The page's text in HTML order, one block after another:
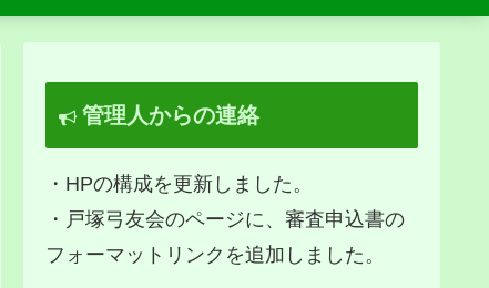
管理人からの連絡
・HPの構成を更新しました。
・戸塚弓友会のページに、審査申込書の
フォーマットリンクを追加しました。